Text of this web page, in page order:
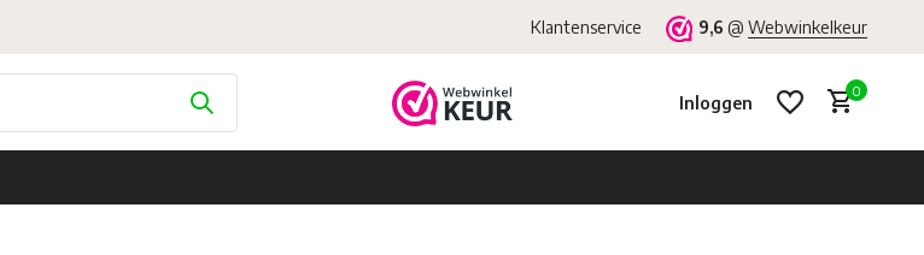
Klantenservice 9,6 @ Webwinkelkeur
Inloggen
0